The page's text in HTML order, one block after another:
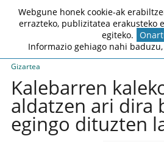
Gizartea
Kalebarren
aldatzen ari dira
egingo dituzten
Webgune honek cookie-ak
errazteko, publizitatea erakusteko
egiteko.
Informazio gehiago nahi